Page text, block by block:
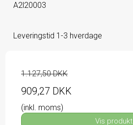
A2l20003
Leveringstid 1-3 hverdage
1.127,50 DKK
909,27 DKK
(inkl. moms)
Vis produkt